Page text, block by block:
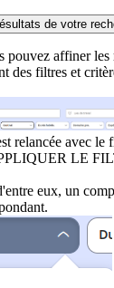
de votre
pouvez affiner les
des filtres et
relancée avec
LE
eux, un